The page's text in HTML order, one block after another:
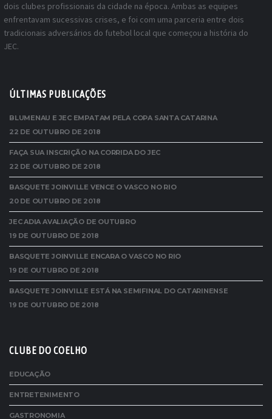
dois clubes profissionais da cidade na época. Ambas as equipes
enfrentavam sucessivas crises, e foi com uma parceria entre dois
tradicionais adversários do futebol local que começou a história do
JEC.
ÚLTIMAS PUBLICAÇÕES
BLUMENAU E JEC EMPATAM PELA COPA SANTA CATARINA
22 DE OUTUBRO DE 2018
FAÇA SUA INSCRIÇÃO NA CORRIDA DO JEC
22 DE OUTUBRO DE 2018
BASQUETE JOINVILLE VENCE O VASCO NO RIO
20 DE OUTUBRO DE 2018
JEC ADIA AVALIAÇÃO DE OUTUBRO
19 DE OUTUBRO DE 2018
BASQUETE JOINVILLE ENCARA O VASCO NO RIO
19 DE OUTUBRO DE 2018
BASQUETE JOINVILLE ESTÁ NA SEMIFINAL DO CATARINENSE
19 DE OUTUBRO DE 2018
CLUBE DO COELHO
EDUCAÇÃO
ENTRETENIMENTO
GASTRONOMIA